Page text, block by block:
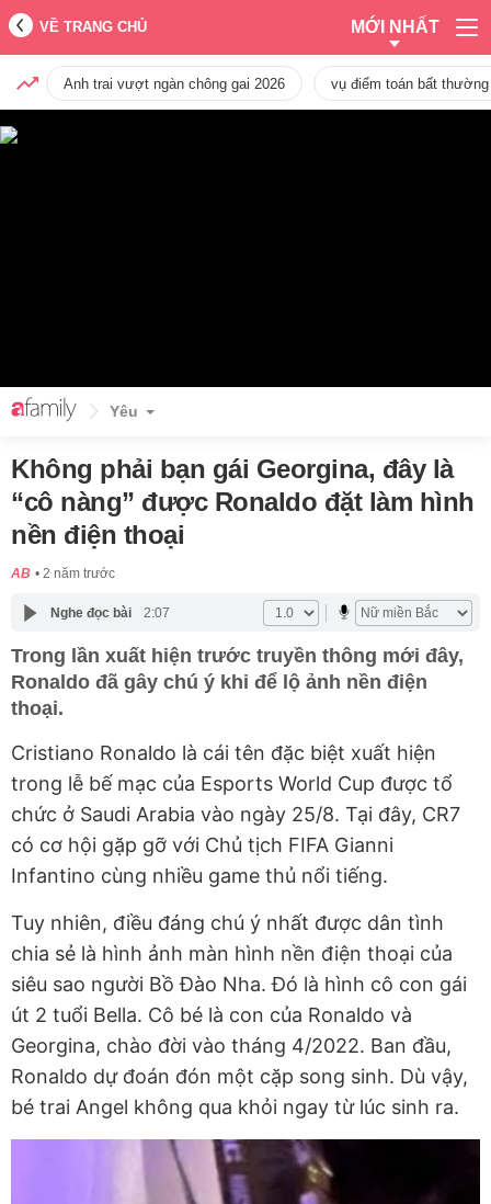
VỀ TRANG CHỦ MỚI NHẤT
Anh trai vượt ngàn chông gai 2026 vụ điểm toán bất
Yêu
Không phải bạn gái Georgina, đây là
“cô nàng” được Ronaldo đặt làm hình
nền điện thoại
AB 2 năm trước
Nghe đọc bài 2:07
Trong lần xuất hiện trước truyền thông mới đây,
Ronaldo đã gây chú ý khi để lộ ảnh nền điện
thoại.
Cristiano Ronaldo là cái tên đặc biệt xuất hiện
trong lễ bế mạc của Esports World Cup được tổ
chức ở Saudi Arabia vào ngày 25/8. Tại đây, CR7
có cơ hội gặp gỡ với Chủ tịch FIFA Gianni
Infantino cùng nhiều game thủ nổi tiếng.
Tuy nhiên, điều đáng chú ý nhất được dân tình
chia sẻ là hình ảnh màn hình nền điện thoại của
siêu sao người Bồ Đào Nha. Đó là hình cô con gái
út 2 tuổi Bella. Cô bé là con của Ronaldo và
Georgina, chào đời vào tháng 4/2022. Ban đầu,
Ronaldo dự đoán đón một cặp song sinh. Dù vậy,
bé trai Angel không qua khỏi ngay từ lúc sinh ra.